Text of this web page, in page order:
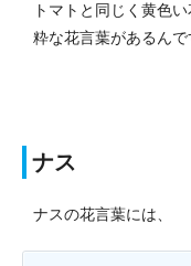
トマトと同じく黄色
粋な花言葉があるんで
ナス
ナスの花言葉には、